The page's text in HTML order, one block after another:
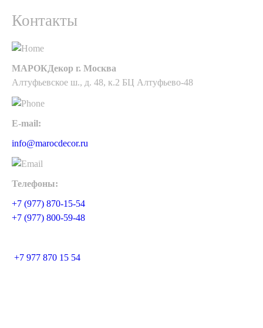
Контакты
МАРОКДекор г. Москва
Алтуфьевское ш., д. 48, к.2 БЦ Алтуфьево-48
E-mail:
info@marocdecor.ru
Телефоны:
+7 (977) 870-15-54
+7 (977) 800-59-48
+7 977 870 15 54